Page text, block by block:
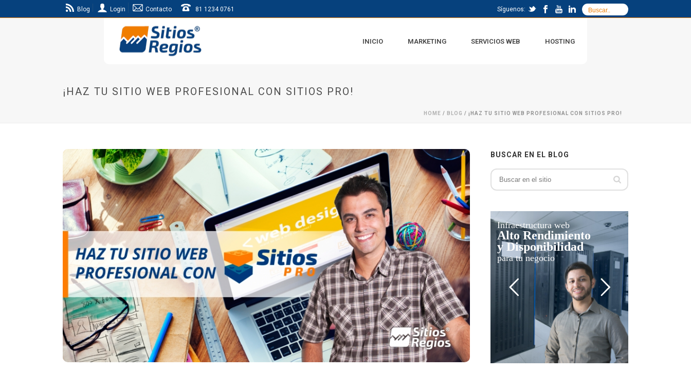
Blog Login Contacto 81 1234 0761 Síguenos:
INICIO MARKETING SERVICIOS WEB HOSTING
¡HAZ TU SITIO WEB PROFESIONAL CON SITIOS PRO!
HOME / BLOG / ¡HAZ TU SITIO WEB PROFESIONAL CON SITIOS PRO!
BUSCAR EN EL BLOG
Infraestructura web
Alto Rendimiento
y Disponibilidad
para tu negocio